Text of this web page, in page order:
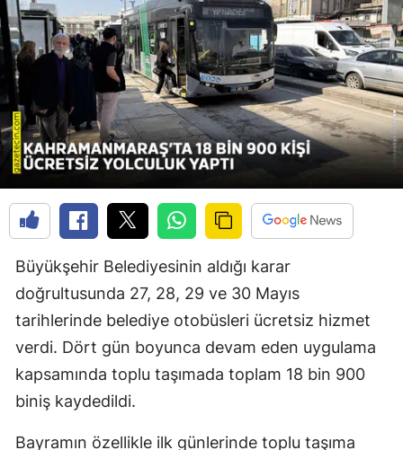
Büyükşehir Belediyesinin aldığı karar
doğrultusunda 27, 28, 29 ve 30 Mayıs
tarihlerinde belediye otobüsleri ücretsiz hizmet
verdi. Dört gün boyunca devam eden uygulama
kapsamında toplu taşımada toplam 18 bin 900
biniş kaydedildi.
Bayramın özellikle ilk günlerinde toplu taşıma